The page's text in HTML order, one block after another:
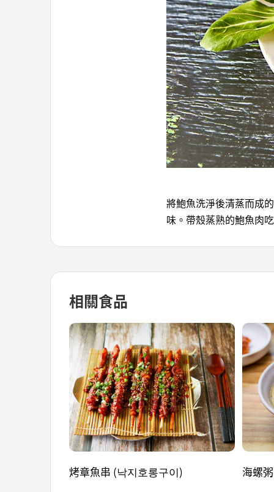
將鮑魚洗淨後清蒸而成
味。帶殼蒸熟的鮑魚肉
相關食品
烤章魚串 (낙지호롱구이) 海螺